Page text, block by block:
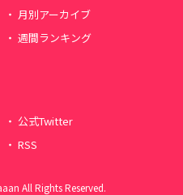
月別アーカイブ
週間ランキング
公式Twitter
RSS
All Rights Reserved.